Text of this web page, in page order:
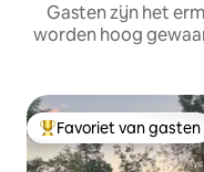
Gasten zijn het
worden hoog
Topfavoriet van
Favoriet van gasten